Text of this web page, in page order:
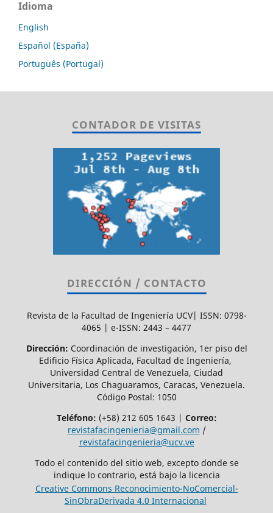
Idioma
English
Español (España)
Português (Portugal)
CONTADOR DE VISITAS
DIRECCIÓN / CONTACTO
Revista de la Facultad de Ingeniería UCV| ISSN: 0798-
4065 | e-ISSN: 2443 – 4477
Dirección: Coordinación de investigación, 1er piso del
Edificio Física Aplicada, Facultad de Ingeniería,
Universidad Central de Venezuela, Ciudad
Universitaria, Los Chaguaramos, Caracas, Venezuela.
Código Postal: 1050
Teléfono: (+58) 212 605 1643 | Correo:
revistafacingenieria@gmail.com /
revistafacingenieria@ucv.ve
Todo el contenido del sitio web, excepto donde se
indique lo contrario, está bajo la licencia
Creative Commons Reconocimiento-NoComercial-
SinObraDerivada 4.0 Internacional